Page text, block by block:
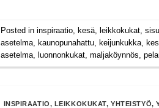
Posted in inspiraatio, kesä, leikkokukat,
asetelma, kaunopunahattu, keijunkukka,
asetelma, luonnonkukat, maljaköynnös
INSPIRAATIO, LEIKKOKUKAT,YHTEISTYÖ,